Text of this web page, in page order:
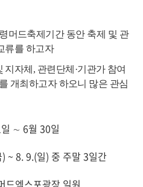
머드축제기간 동안 축제 및 관
류를 하고자
자체, 관련단체·기관가 참여
개최 하고자하오니 많은 관심
∼ 6월 30일
~ 8. 9.(일) 중 주말 3일간
엑스포광장 일원